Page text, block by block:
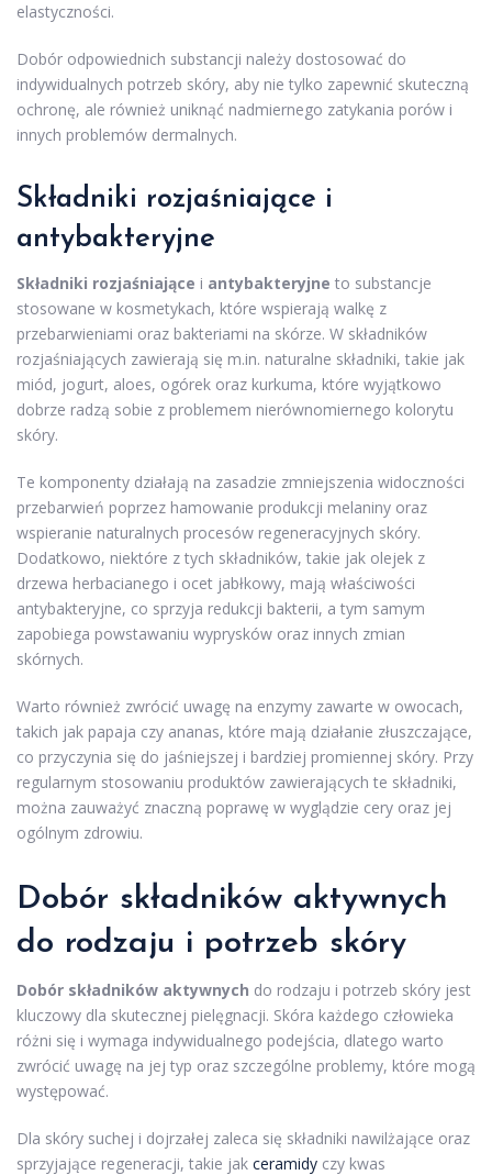
elastyczności.
Dobór odpowiednich substancji należy dostosować do
indywidualnych potrzeb skóry, aby nie tylko zapewnić skuteczną
ochronę, ale również uniknąć nadmiernego zatykania porów i
innych problemów dermalnych.
Składniki rozjaśniające i
antybakteryjne
Składniki rozjaśniające i antybakteryjne to substancje
stosowane w kosmetykach, które wspierają walkę z
przebarwieniami oraz bakteriami na skórze. W składników
rozjaśniających zawierają się m.in. naturalne składniki, takie jak
miód, jogurt, aloes, ogórek oraz kurkuma, które wyjątkowo
dobrze radzą sobie z problemem nierównomiernego kolorytu
skóry.
Te komponenty działają na zasadzie zmniejszenia widoczności
przebarwień poprzez hamowanie produkcji melaniny oraz
wspieranie naturalnych procesów regeneracyjnych skóry.
Dodatkowo, niektóre z tych składników, takie jak olejek z
drzewa herbacianego i ocet jabłkowy, mają właściwości
antybakteryjne, co sprzyja redukcji bakterii, a tym samym
zapobiega powstawaniu wyprysków oraz innych zmian
skórnych.
Warto również zwrócić uwagę na enzymy zawarte w owocach,
takich jak papaja czy ananas, które mają działanie złuszczające,
co przyczynia się do jaśniejszej i bardziej promiennej skóry. Przy
regularnym stosowaniu produktów zawierających te składniki,
można zauważyć znaczną poprawę w wyglądzie cery oraz jej
ogólnym zdrowiu.
Dobór składników aktywnych
do rodzaju i potrzeb skóry
Dobór składników aktywnych do rodzaju i potrzeb skóry jest
kluczowy dla skutecznej pielęgnacji. Skóra każdego człowieka
różni się i wymaga indywidualnego podejścia, dlatego warto
zwrócić uwagę na jej typ oraz szczególne problemy, które mogą
występować.
Dla skóry suchej i dojrzałej zaleca się składniki nawilżające oraz
sprzyjające regeneracji, takie jak ceramidy czy kwas